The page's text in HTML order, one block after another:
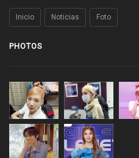
Inicio Noticias Foto
PHOTOS